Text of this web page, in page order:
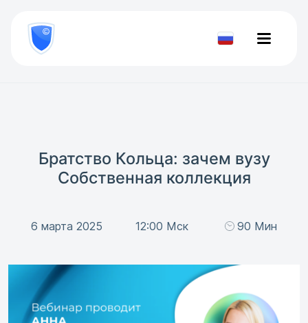
800
777-
81-Проверить
Братство Кольца: зачем вузу
Собственная коллекция
6 марта 2025 12:00 Мск 90 Мин